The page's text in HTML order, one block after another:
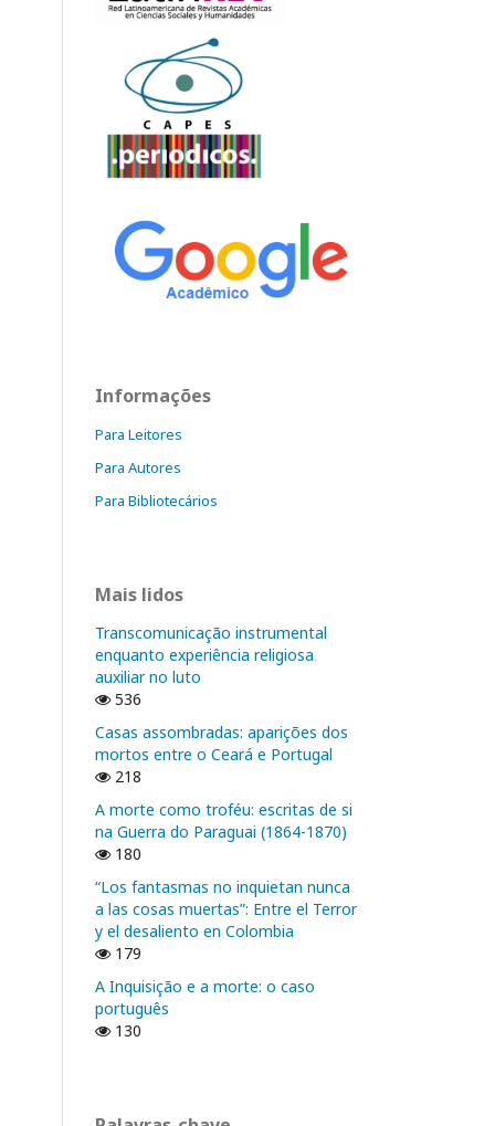
Informações
Para Leitores
Para Autores
Para Bibliotecários
Mais lidos
Transcomunicação instrumental
enquanto experiência religiosa
auxiliar no luto
536
Casas assombradas: aparições dos
mortos entre o Ceará e Portugal
218
A morte como troféu: escritas de si
na Guerra do Paraguai (1864-1870)
180
“Los fantasmas no inquietan nunca
a las cosas muertas”: Entre el Terror
y el desaliento en Colombia
179
A Inquisição e a morte: o caso
português
130